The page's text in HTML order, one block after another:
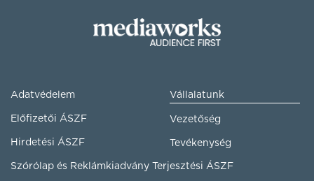
Adatvédelem
Előfizetői ÁSZF
Hirdetési ÁSZF
Szórólap és Reklámkiadvány Terjesztési ÁSZF
Vállalatunk
Vezetőség
Tevékenység